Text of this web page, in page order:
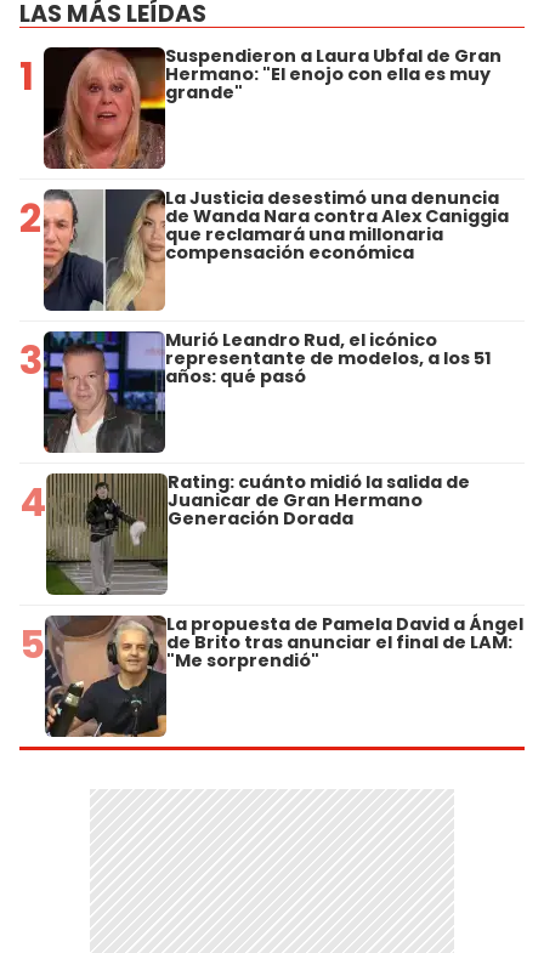
LAS MÁS LEÍDAS
1 Suspendieron a Laura Ubfal de Gran
Hermano: "El enojo con ella es muy
grande"
2 La Justicia desestimó una denuncia
de Wanda Nara contra Alex Caniggia
que reclamará una millonaria
compensación económica
3 Murió Leandro Rud, el icónico
representante de modelos, a los 51
años: qué pasó
4 Rating: cuánto midió la salida de
Juanicar de Gran Hermano
Generación Dorada
5 La propuesta de Pamela David a Ángel
de Brito tras anunciar el final de LAM:
"Me sorprendió"